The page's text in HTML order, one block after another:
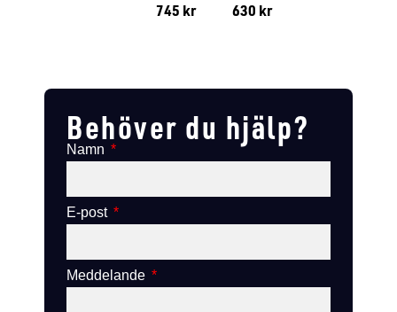
745 kr
630 kr
Behöver du hjälp?
Namn
E-post
Meddelande